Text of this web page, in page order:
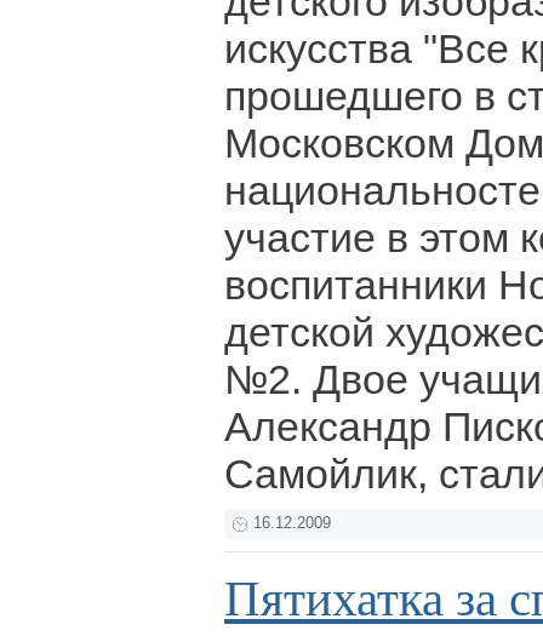
искусства "Все
прошедшего в
Московском
участие в этом
воспитанники
детской
№2. Двое
Александр
Самойлик,
16.12.2009
Пятихатка за